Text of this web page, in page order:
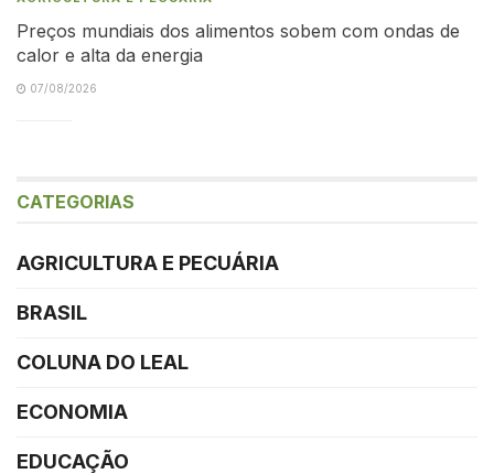
Preços mundiais dos alimentos sobem com ondas de
calor e alta da energia
07/08/2026
CATEGORIAS
AGRICULTURA E PECUÁRIA
BRASIL
COLUNA DO LEAL
ECONOMIA
EDUCAÇÃO